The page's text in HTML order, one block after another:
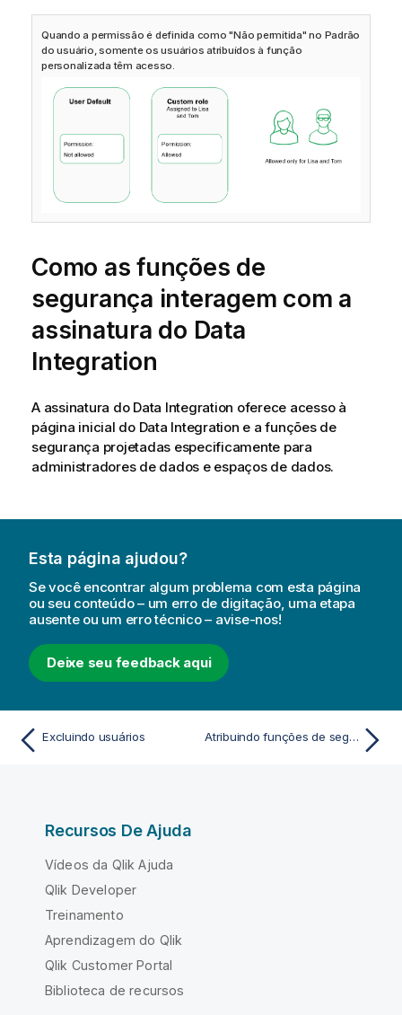
Quando a permissão é definida como "Não permitida" no Padrão
do usuário, somente os usuários atribuídos à função
personalizada têm acesso.
Como as funções de
segurança interagem com a
assinatura do Data
Integration
A assinatura do Data Integration oferece acesso à
página inicial do Data Integration e a funções de
segurança projetadas especificamente para
administradores de dados e espaços de dados.
Esta página ajudou?
Se você encontrar algum problema com esta página
ou seu conteúdo – um erro de digitação, uma etapa
ausente ou um erro técnico – avise-nos!
Deixe seu feedback aqui
Excluindo usuários Atribuindo funções de segurança e funções personalizadas
Recursos De Ajuda
Vídeos da Qlik Ajuda
Qlik Developer
Treinamento
Aprendizagem do Qlik
Qlik Customer Portal
Biblioteca de recursos